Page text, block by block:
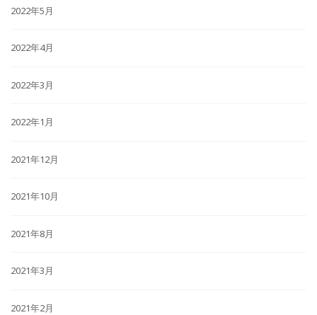
2022年5月
2022年4月
2022年3月
2022年1月
2021年12月
2021年10月
2021年8月
2021年3月
2021年2月